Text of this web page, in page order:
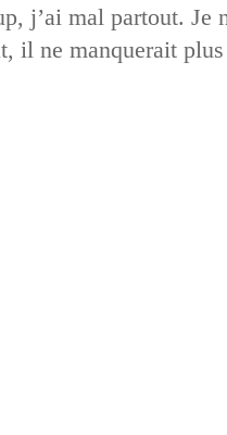
j’ai mal partout. Je
il ne manquerait